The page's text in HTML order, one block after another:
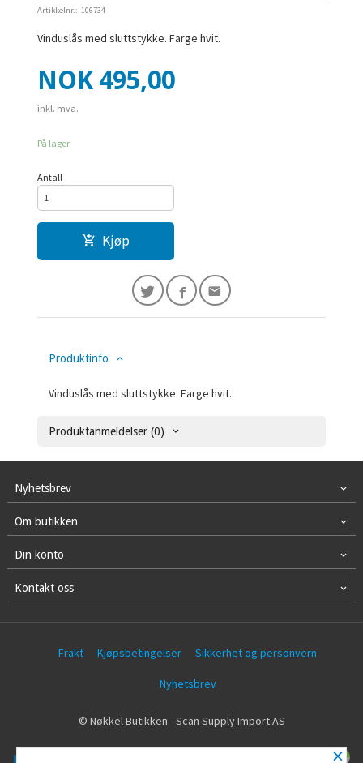
Artikkelnr.: 106734
Vinduslås med sluttstykke. Farge hvit.
Pris
NOK 495,00
inkl. mva.
På lager
Antall
Kjøp
Produktinfo
Vinduslås med sluttstykke. Farge hvit.
Produktanmeldelser (0)
Nyhetsbrev
Om butikken
Din konto
Kontakt oss
Frakt Kjøpsbetingelser Sikkerhet og personvern
Nyhetsbrev
© Nøkkel Butikken - Scan Supply Import AS
×